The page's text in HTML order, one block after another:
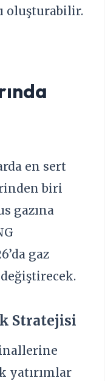
oluşturabilir.
en sert
biri
gazına
gaz
Stratejisi
yatırımlar